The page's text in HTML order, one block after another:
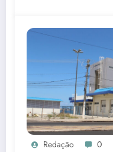
Redação 0